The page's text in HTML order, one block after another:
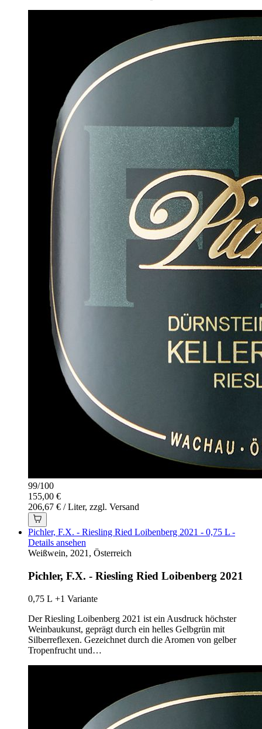
99/100
155,00 €
206,67 € / Liter, zzgl. Versand
Pichler, F.X. - Riesling Ried Loibenberg 2021 - 0,75 L -
Details ansehen
Weißwein, 2021, Österreich
Pichler, F.X. - Riesling Ried Loibenberg 2021
0,75 L +1 Variante
Der Riesling Loibenberg 2021 ist ein Ausdruck höchster
Weinbaukunst, geprägt durch ein helles Gelbgrün mit
Silberreflexen. Gezeichnet durch die Aromen von gelber
Tropenfrucht und…